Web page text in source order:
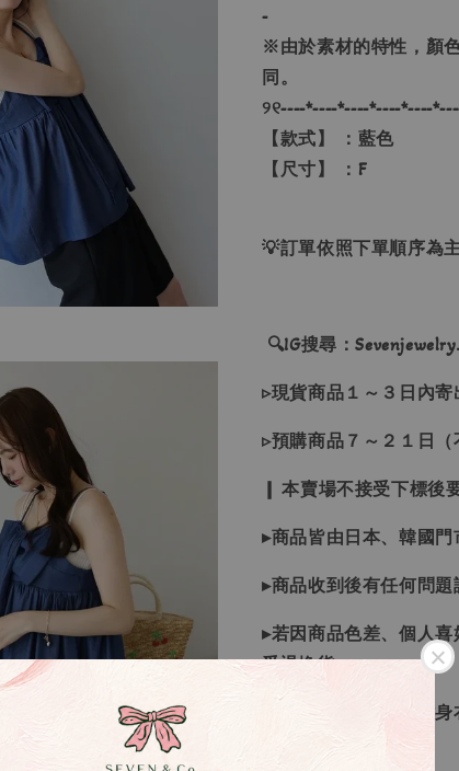
-
※由於素材的特性，顏
同。
୨୧----*----*----*----*----
【款式】 ：藍色
【尺寸】 ：F
💡訂單依照下單順序為
🔍IG搜尋：
▹現貨商品１～３日內寄
▹預購商品７～２１日（
❙ 本賣場不接受下標後
▸商品皆由日本、韓國
▸商品收到後有任何問
▸若因商品色差、個人
受退換貨
▸下水過後的商品、貼